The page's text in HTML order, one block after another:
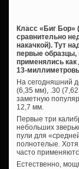
Класс «Биг Бор»
сравнительно
накачкой). Тут
первые
применялись
13-
На сегодняшний
(6,35 мм), .30
заметную
12,7 мм.
Первые три
небольших
пули для
полнотелые. Хотя
часто
Естественно,